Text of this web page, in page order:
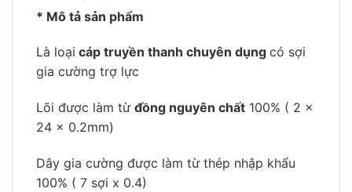
* Mô tả sản phẩm
Là loại cáp truyền thanh chuyên dụng có sợi
gia cường trợ lực
Lõi được làm từ đồng nguyên chất 100% ( 2 x
24 x 0.2mm)
Dây gia cường được làm từ thép nhập khẩu
100% ( 7 sợi x 0.4)